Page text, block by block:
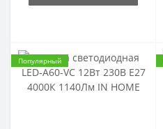
Популярный